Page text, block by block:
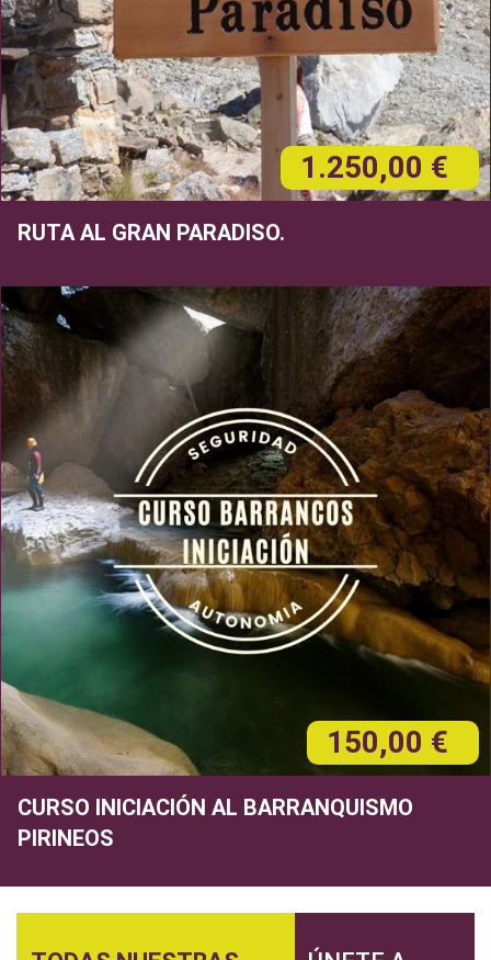
1.250,00 €
RUTA AL GRAN PARADISO.
150,00 €
CURSO INICIACIÓN AL BARRANQUISMO
PIRINEOS